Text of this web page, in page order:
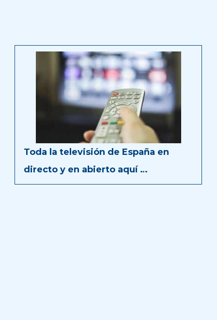
Toda la televisión de España en
directo y en abierto aquí …